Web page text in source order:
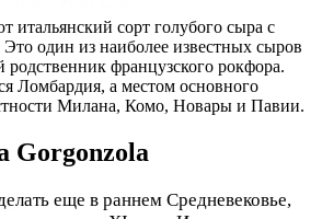
итальянский сорт голубого сыра с
Это один из наиболее известных сыров
французского рокфора.
Ломбардия, а местом основного
Милана, Комо, Новары и Павии.
Gorgonzola
еще в раннем Средневековье,